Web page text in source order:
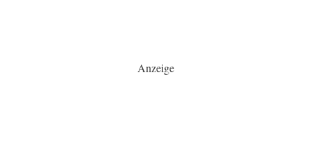
Anzeige